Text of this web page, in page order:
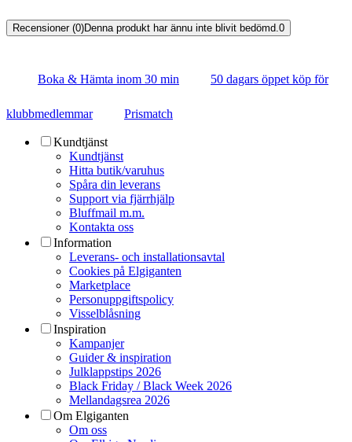
Recensioner (0)Denna produkt har ännu inte blivit bedömd. 0
Boka & Hämta inom 30 min 50 dagars öppet köp för
klubbmedlemmar Prismatch
Kundtjänst
Kundtjänst
Hitta butik/varuhus
Spåra din leverans
Support via fjärrhjälp
Bluffmail m.m.
Kontakta oss
Information
Leverans- och installationsavtal
Cookies på Elgiganten
Marketplace
Personuppgiftspolicy
Visselblåsning
Inspiration
Kampanjer
Guider & inspiration
Julklappstips 2026
Black Friday / Black Week 2026
Mellandagsrea 2026
Om Elgiganten
Om oss